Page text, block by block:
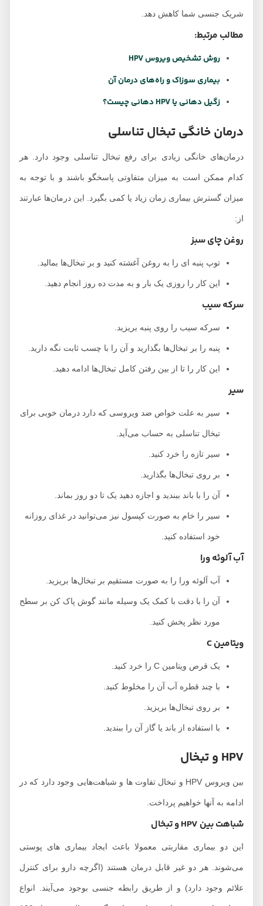
شریک جنسی شما کاهش دهد.
مطالب مرتبط:
روش تشخیص ویروس HPV
بیماری سوزاک و راه‌های درمان آن
زگیل دهانی یا HPV دهانی چیست؟
درمان خانگی تبخال تناسلی
درمان‌های خانگی زیادی برای رفع تبخال تناسلی وجود دارد. هر
کدام ممکن است به میزان متفاوتی پاسخگو باشند و با توجه به
میزان گسترش بیماری زمان زیاد یا کمی بگیرد. این درمان‌ها عبارتند
روغن چای سبز
توپ پنبه ای را به روغن آغشته کنید و بر تبخال‌ها بمالید.
این کار را روزی یک بار و به مدت ده روز انجام دهید.
سرکه سیب
سرکه سیب را روی پنبه بریزید.
پنبه را بر تبخال‌ها بگذارید و آن را با چسب ثابت نگه دارید.
این کار را تا از بین رفتن کامل تبخال‌ها ادامه دهید.
سیر به علت خواص ضد ویروسی که دارد درمان خوبی برای
تبخال تناسلی به حساب می‌آيد.
سیر تازه را خرد کنید.
بر روی تبخال‌ها بگذارید.
آن را با باند ببندید و اجازه دهید یک تا دو روز بماند.
سیر را خام به صورت کپسول نیز می‌توانید در غذای روزانه
خود استفاده کنید.
آب آلوئه ورا
آب آلوئه ورا را به صورت مستقیم بر تبخال‌ها بریزید.
آن را با دقت با کمک یک وسیله مانند گوش پاک کن بر سطح
مورد نظر پخش کنید.
ویتامین C
یک قرص ویتامین C را خرد کنید.
با چند قطره آب آن را مخلوط کنید.
بر روی تبخال‌ها بریزید.
با استفاده از باند یا گاز آن را ببندید.
HPV و تبخال
بین ویروس HPV و تبخال تفاوت ها و شباهت‌هایی وجود دارد که در
ادامه به آنها خواهیم پرداخت.
شباهت‌ بین HPV و تبخال
این دو بیماری مقاربتی معمولا باعث ایجاد بیماری های پوستی
می‌شوند. هر دو غیر قابل درمان هستند (اگرچه دارو برای کنترل
علائم وجود دارد) و از طریق رابطه جنسی بوجود می‌آیند. انواع